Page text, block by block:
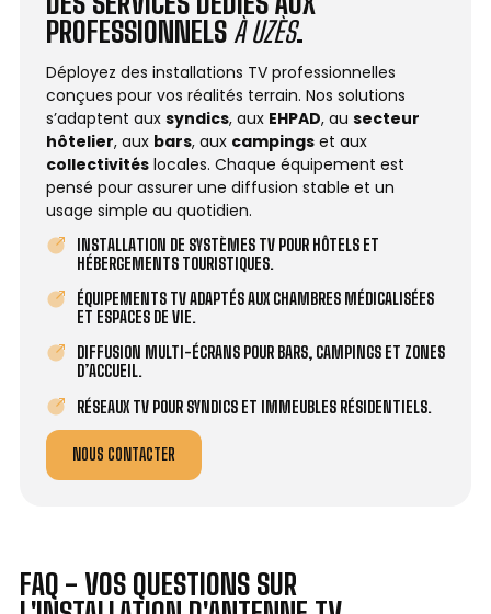
PROFESSIONNELS À UZÈS.
Déployez des installations TV professionnelles
conçues pour vos réalités terrain. Nos solutions
s’adaptent aux syndics, aux EHPAD, au secteur
hôtelier, aux bars, aux campings et aux
collectivités locales. Chaque équipement est
pensé pour assurer une diffusion stable et un
usage simple au quotidien.
INSTALLATION DE SYSTÈMES TV POUR HÔTELS ET
HÉBERGEMENTS TOURISTIQUES.
ÉQUIPEMENTS TV ADAPTÉS AUX CHAMBRES MÉDICALISÉES
ET ESPACES DE VIE.
DIFFUSION MULTI-ÉCRANS POUR BARS, CAMPINGS ET ZONES
D’ACCUEIL.
RÉSEAUX TV POUR SYNDICS ET IMMEUBLES RÉSIDENTIELS.
NOUS CONTACTER
FAQ - VOS QUESTIONS SUR